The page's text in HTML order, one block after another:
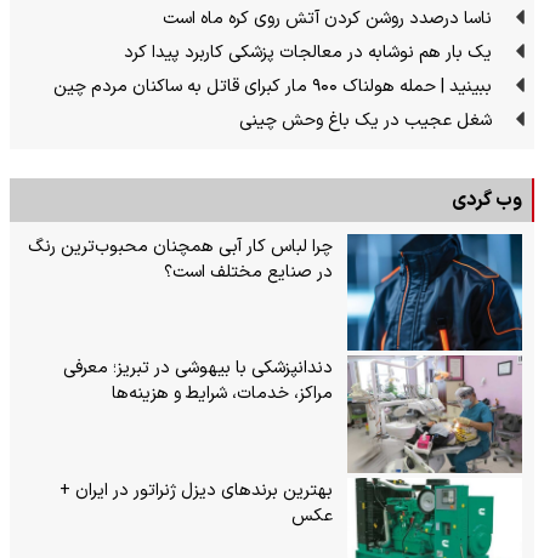
ناسا درصدد روشن کردن آتش روی کره ماه است
یک بار هم نوشابه در معالجات پزشکی کاربرد پیدا کرد
ببینید | حمله هولناک ۹۰۰ مار کبرای قاتل به ساکنان مردم چین
شغل عجیب در یک باغ وحش چینی
وب گردی
چرا لباس کار آبی همچنان محبوب‌ترین رنگ
در صنایع مختلف است؟
دندانپزشکی با بیهوشی در تبریز؛ معرفی
مراکز، خدمات، شرایط و هزینه‌ها
بهترین برندهای دیزل ژنراتور در ایران +
عکس